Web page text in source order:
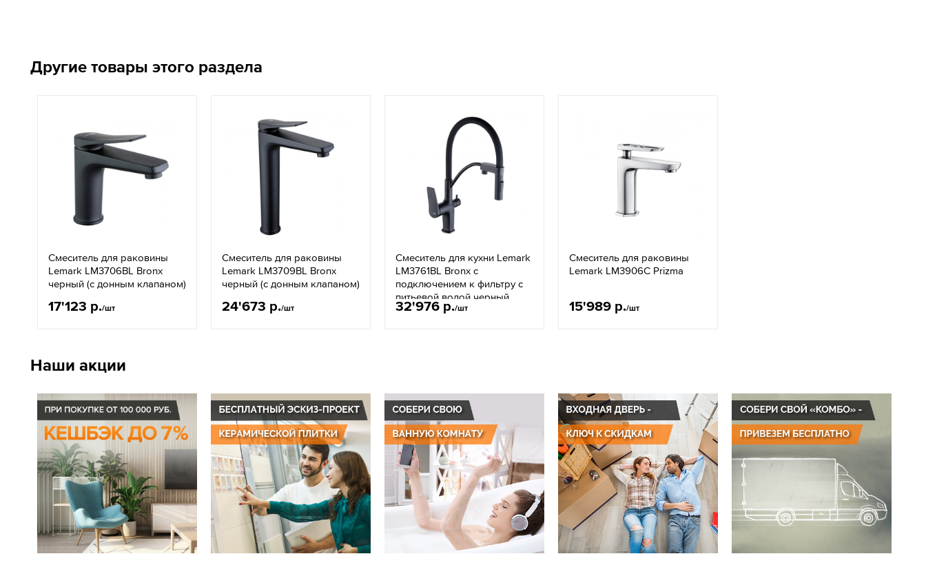
Другие товары этого раздела
Смеситель для раковины
Lemark LM3706BL Bronx
черный (с донным клапаном)
17'123 р./шт
Смеситель для раковины
Lemark LM3709BL Bronx
черный (с донным клапаном)
24'673 р./шт
Смеситель для кухни Lemark
LM3761BL Bronx с
подключением к фильтру с
питьевой водой черный
32'976 р./шт
Смеситель для раковины
Lemark LM3906C Prizma
15'989 р./шт
Наши акции